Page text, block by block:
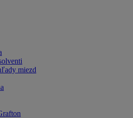
miezd